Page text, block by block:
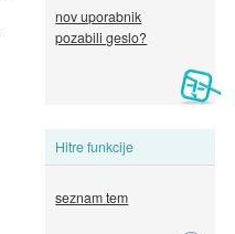
nov uporabnik
pozabili geslo?
Hitre funkcije
seznam tem